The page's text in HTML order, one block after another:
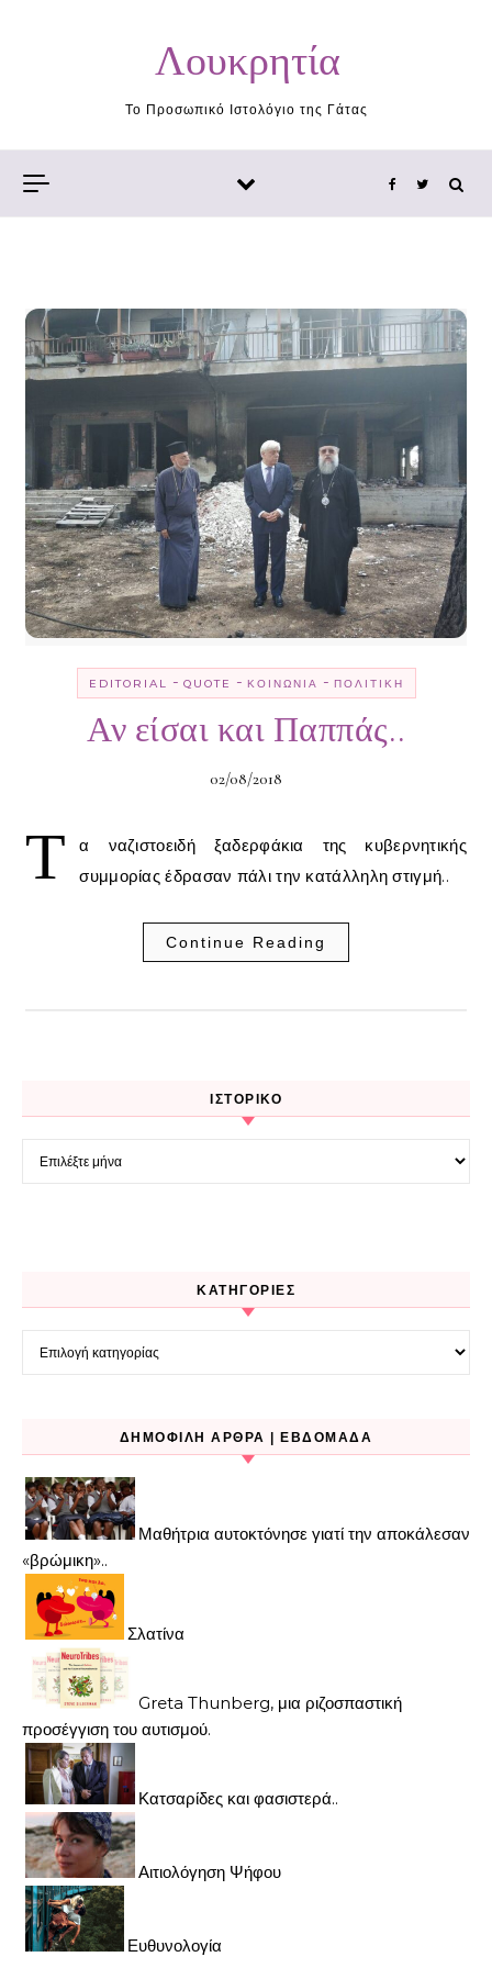
Λουκρητία
Το Προσωπικό Ιστολόγιο της Γάτας
EDITORIAL - QUOTE - ΚΟΙΝΩΝΊΑ - ΠΟΛΙΤΙΚΉ
Αν είσαι και Παππάς..
02/08/2018
Τ
α ναζιστοειδή ξαδερφάκια της κυβερνητικής
συμμορίας έδρασαν πάλι την κατάλληλη στιγμή..
Continue Reading
ΙΣΤΟΡΙΚΌ
Ιστορικό
KΑΤΗΓΟΡΊΕΣ
Kατηγορίες
ΔΗΜΟΦΙΛΉ ΆΡΘΡΑ | ΕΒΔΟΜΆΔΑ
Μαθήτρια αυτοκτόνησε γιατί την αποκάλεσαν
«βρώμικη»..
Σλατίνα
Greta Thunberg, μια ριζοσπαστική
προσέγγιση του αυτισμού.
Κατσαρίδες και φασιστερά..
Αιτιολόγηση Ψήφου
Ευθυνολογία